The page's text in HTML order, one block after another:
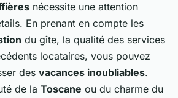
nécessite une attention
En prenant en compte les
du gîte, la qualité des services
locataires, vous pouvez
des vacances inoubliables.
de la Toscane ou du charme du